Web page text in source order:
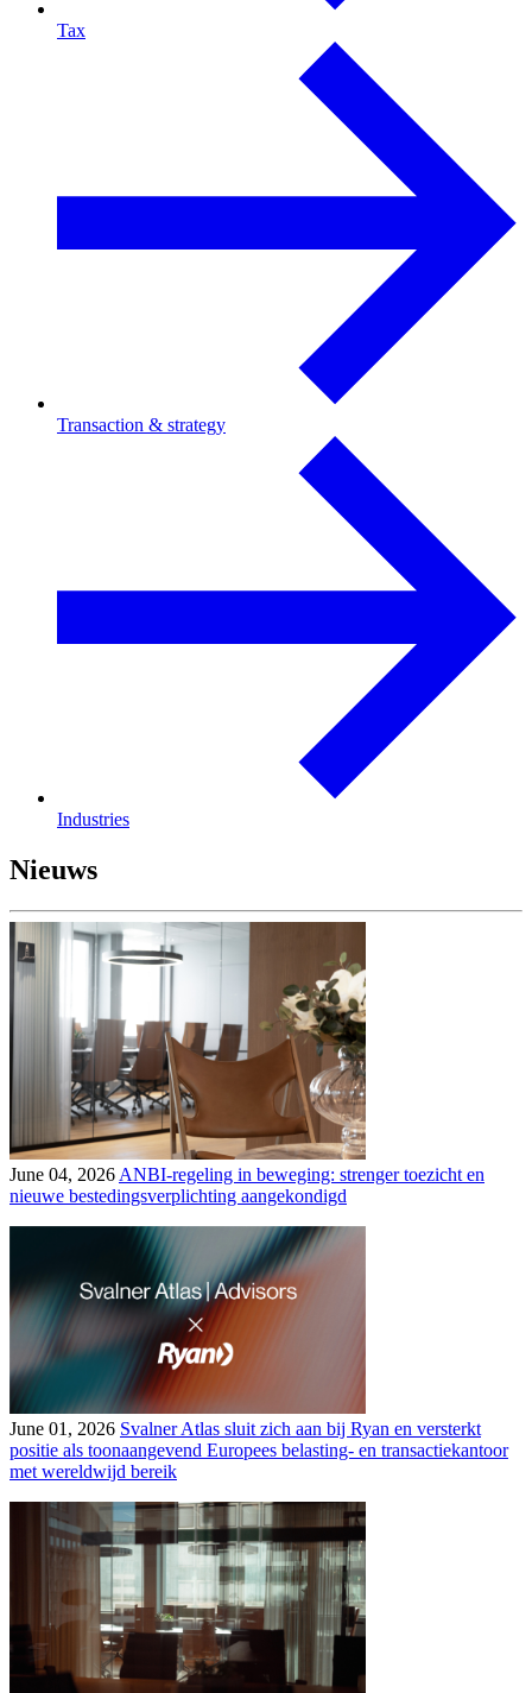
Tax
Transaction & strategy
Industries
Nieuws
June 04, 2026 ANBI-regeling in beweging: strenger toezicht en
nieuwe bestedingsverplichting aangekondigd
June 01, 2026 Svalner Atlas sluit zich aan bij Ryan en versterkt
positie als toonaangevend Europees belasting- en transactiekantoor
met wereldwijd bereik